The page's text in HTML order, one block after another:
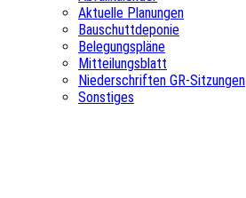
Aktuelle Planungen
Bauschuttdeponie
Belegungspläne
Mitteilungsblatt
Niederschriften GR-Sitzungen
Sonstiges